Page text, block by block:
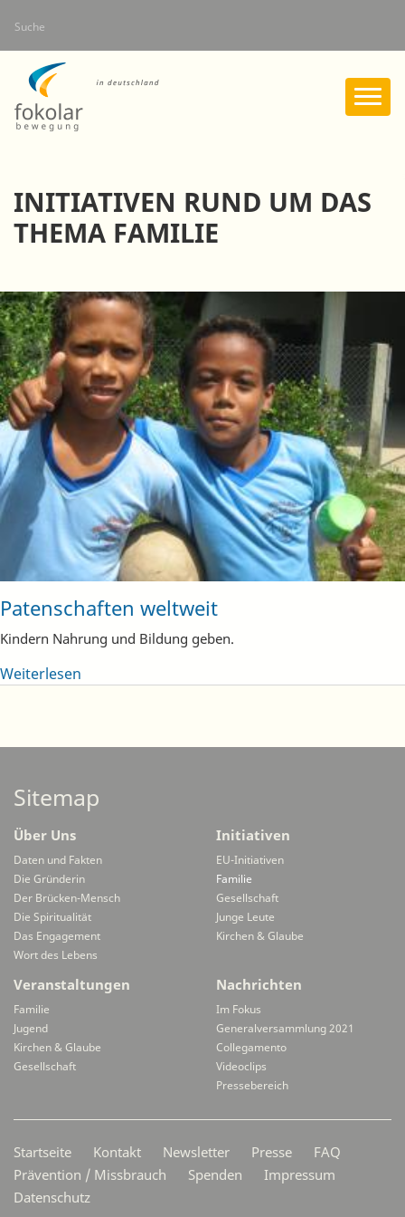
Inhalt
Suche
INITIATIVEN RUND UM DAS
THEMA FAMILIE
Patenschaften weltweit
Kindern Nahrung und Bildung geben.
Weiterlesen
Sitemap
Über Uns
Daten und Fakten
Die Gründerin
Der Brücken-Mensch
Die Spiritualität
Das Engagement
Wort des Lebens
Initiativen
EU-Initiativen
Familie
Gesellschaft
Junge Leute
Kirchen & Glaube
Veranstaltungen
Familie
Jugend
Kirchen & Glaube
Gesellschaft
Nachrichten
Im Fokus
Generalversammlung 2021
Collegamento
Videoclips
Pressebereich
Startseite Kontakt Newsletter Presse
FAQ
Prävention / Missbrauch
Spenden
Impressum
Datenschutz